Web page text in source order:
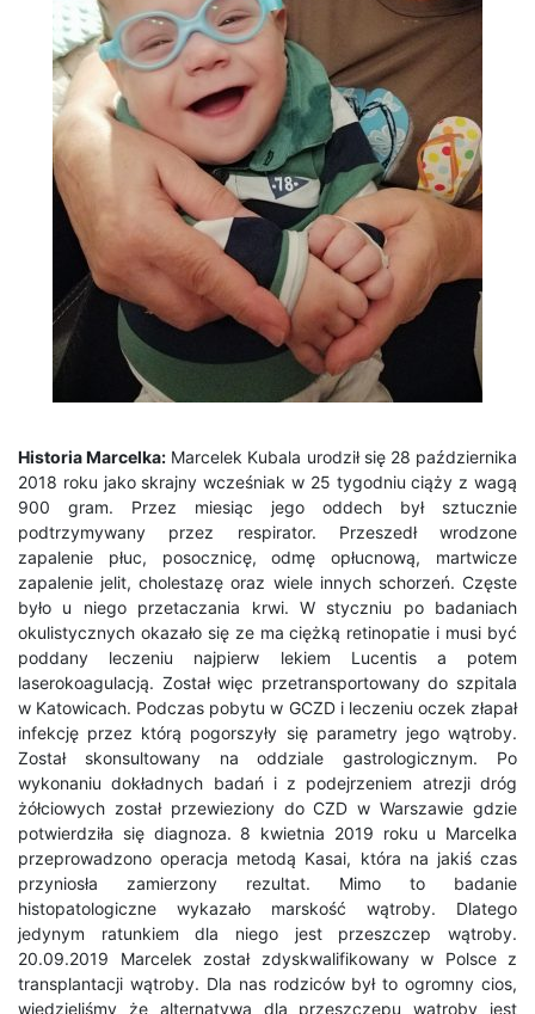
Historia Marcelka: Marcelek Kubala urodził się 28 października
2018 roku jako skrajny wcześniak w 25 tygodniu ciąży z wagą
900 gram. Przez miesiąc jego oddech był sztucznie
podtrzymywany przez respirator. Przeszedł wrodzone
zapalenie płuc, posocznicę, odmę opłucnową, martwicze
zapalenie jelit, cholestazę oraz wiele innych schorzeń. Częste
było u niego przetaczania krwi. W styczniu po badaniach
okulistycznych okazało się ze ma ciężką retinopatie i musi być
poddany leczeniu najpierw lekiem Lucentis a potem
laserokoagulacją. Został więc przetransportowany do szpitala
w Katowicach. Podczas pobytu w GCZD i leczeniu oczek złapał
infekcję przez którą pogorszyły się parametry jego wątroby.
Został skonsultowany na oddziale gastrologicznym. Po
wykonaniu dokładnych badań i z podejrzeniem atrezji dróg
żółciowych został przewieziony do CZD w Warszawie gdzie
potwierdziła się diagnoza. 8 kwietnia 2019 roku u Marcelka
przeprowadzono operacja metodą Kasai, która na jakiś czas
przyniosła zamierzony rezultat. Mimo to badanie
histopatologiczne wykazało marskość wątroby. Dlatego
jedynym ratunkiem dla niego jest przeszczep wątroby.
20.09.2019 Marcelek został zdyskwalifikowany w Polsce z
transplantacji wątroby. Dla nas rodziców był to ogromny cios,
wiedzieliśmy że alternatywą dla przeszczepu wątroby jest